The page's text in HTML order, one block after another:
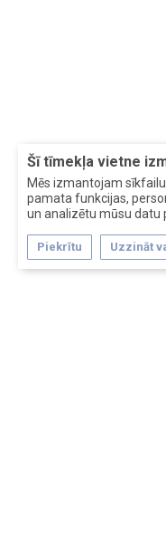
Šī tīmekļa vietne
Mēs izmantojam
pamata funkcijas,
un analizētu mūsu datu
Piekrītu Uzzināt